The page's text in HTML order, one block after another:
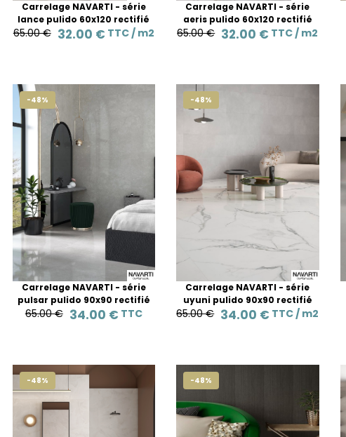
Carrelage NAVARTI - série
lance pulido 60x120 rectifié
65.00 € 32.00 € TTC / m2
Carrelage NAVARTI - série
aeris pulido 60x120 rectifié
65.00 € 32.00 € TTC / m2
-48%
Carrelage NAVARTI - série
pulsar pulido 90x90 rectifié
65.00 € 34.00 € TTC
-48%
Carrelage NAVARTI - série
uyuni pulido 90x90 rectifié
65.00 € 34.00 € TTC / m2
-48% -48%